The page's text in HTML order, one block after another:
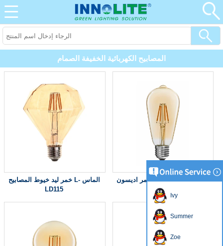
المصابيح الكهربائية الخفيفة الصمام
خمر ليد خيوط المصابيح L- الماس
LD115
Ivy
Summer
Zoe